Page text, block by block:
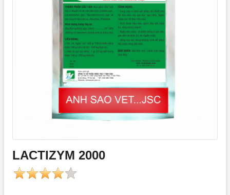
LACTIZYM 2000